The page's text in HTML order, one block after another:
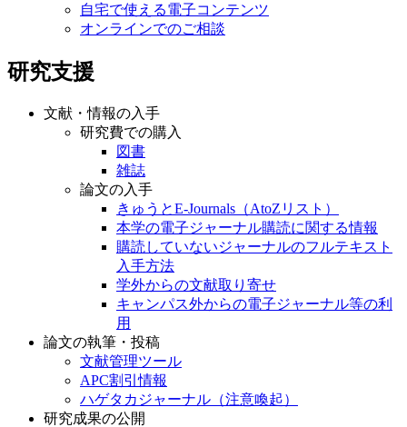
自宅で使える電子コンテンツ
オンラインでのご相談
研究支援
文献・情報の入手
研究費での購入
図書
雑誌
論文の入手
きゅうとE-Journals（AtoZリスト）
本学の電子ジャーナル購読に関する情報
購読していないジャーナルのフルテキスト
入手方法
学外からの文献取り寄せ
キャンパス外からの電子ジャーナル等の利
用
論文の執筆・投稿
文献管理ツール
APC割引情報
ハゲタカジャーナル（注意喚起）
研究成果の公開